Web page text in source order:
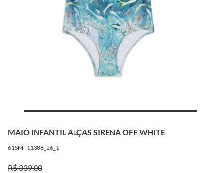
MAIÔ INFANTIL ALÇAS SIRENA OFF WHITE
61SMT11388_26_1
R$ 339,00